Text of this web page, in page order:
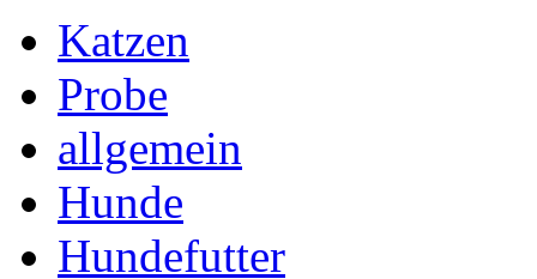
Katzen
Probe
allgemein
Hunde
Hundefutter